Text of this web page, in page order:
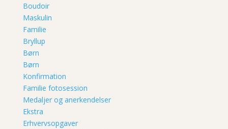
Boudoir
Maskulin
Familie
Bryllup
Børn
Børn
Konfirmation
Familie fotosession
Medaljer og anerkendelser
Ekstra
Erhvervsopgaver